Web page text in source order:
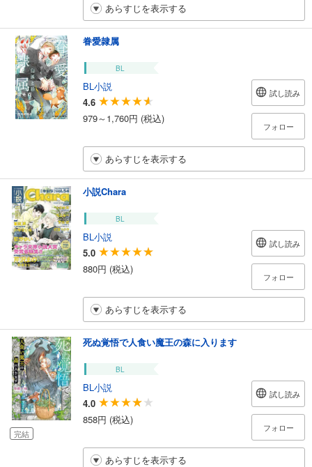
あらすじを表示する
眷愛隷属
BL
BL小説
4.6
979～1,760円 (税込)
試し読み
フォロー
あらすじを表示する
小説Chara
BL
BL小説
5.0
880円 (税込)
試し読み
フォロー
あらすじを表示する
完結
死ぬ覚悟で人食い魔王の森に入ります
BL
BL小説
4.0
858円 (税込)
試し読み
フォロー
あらすじを表示する